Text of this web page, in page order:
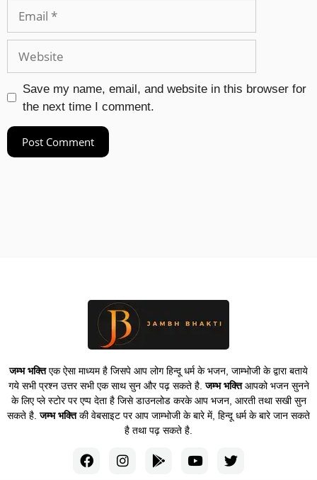
Save my name, email, and website in this browser for
the next time I comment.
जम्भ भक्तिएक ऐसा माध्यम है जिसपे आप लोग हिन्दू धर्म के भजन, जाम्भोजी के द्वारा बताये
गये सभी प्रश्न उत्तर सभी एक साथ सुन और पढ़ सकते है.जम्भ भक्तिआपको भजन सुनने
के लिए प्ले स्टोर पर एप्प देता है जिसे डाउनलोड करके आप भजन, आरती तथा सखी सुन
सकते है.जम्भ भक्तिकी वेबसाइट पर आप जाम्भोजी के बारे में, हिन्दू धर्म के बारे जान सकते
है तथा पढ़ सकते है.